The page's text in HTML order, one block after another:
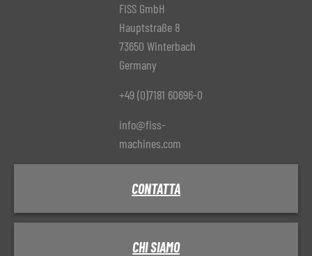
FISS GmbH
Hauptstraße 8
73650 Winterbach
Germany
+49 (0)7181 60696-0
info@fiss-
machines.com
CONTATTA
CHI SIAMO